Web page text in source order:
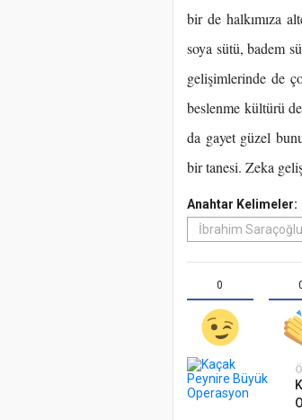
bir de halkımıza
soya sütü, badem
gelişimlerinde de
beslenme kültürü
da gayet güzel
bir tanesi. Zeka
Anahtar Kelimeler:
İbrahim Saraçoğlu
0